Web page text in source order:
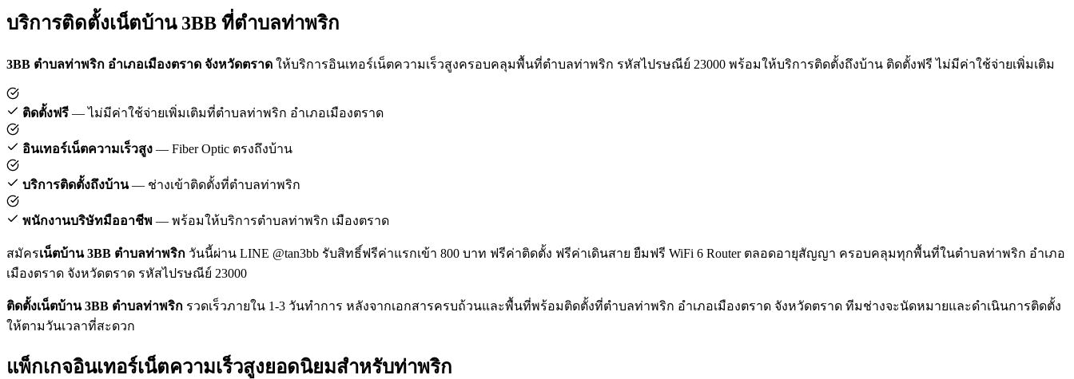
บริการติดตั้งเน็ตบ้าน 3BB ที่ตำบลท่าพริก
3BB ตำบลท่าพริก อำเภอเมืองตราด จังหวัดตราด ให้บริการอินเทอร์เน็ตความเร็วสูงครอบคลุมพื้นที่ตำบลท่าพริก รหัสไปรษณีย์ 23000 พร้อมให้บริการติดตั้งถึงบ้าน ติดตั้งฟรี ไม่มีค่าใช้จ่ายเพิ่มเติม
ติดตั้งฟรี — ไม่มีค่าใช้จ่ายเพิ่มเติมที่ตำบลท่าพริก อำเภอเมืองตราด
อินเทอร์เน็ตความเร็วสูง — Fiber Optic ตรงถึงบ้าน
บริการติดตั้งถึงบ้าน— ช่างเข้าติดตั้งที่ตำบลท่าพริก
พนักงานบริษัทมืออาชีพ — พร้อมให้บริการตำบลท่าพริก เมืองตราด
สมัครเน็ตบ้าน 3BB ตำบลท่าพริก วันนี้ผ่าน LINE @tan3bb รับสิทธิ์ฟรีค่าแรกเข้า 800 บาท ฟรีค่าติดตั้ง ฟรีค่าเดินสาย ยืมฟรี WiFi 6 Router ตลอดอายุสัญญา ครอบคลุมทุกพื้นที่ในตำบลท่าพริก อำเภอ
เมืองตราด จังหวัดตราด รหัสไปรษณีย์ 23000
ติดตั้งเน็ตบ้าน 3BB ตำบลท่าพริก รวดเร็วภายใน 1-3 วันทำการ หลังจากเอกสารครบถ้วนและพื้นที่พร้อมติดตั้งที่ตำบลท่าพริก อำเภอเมืองตราด จังหวัดตราด ทีมช่างจะนัดหมายและดำเนินการติดตั้ง
ให้ตามวันเวลาที่สะดวก
แพ็กเกจอินเทอร์เน็ตความเร็วสูงยอดนิยมสำหรับท่าพริก